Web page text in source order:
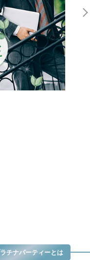
チナパーティーとは